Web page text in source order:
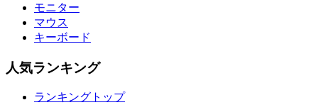
モニター
マウス
キーボード
人気ランキング
ランキングトップ